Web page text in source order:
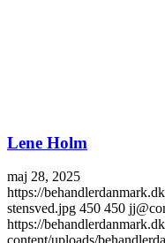
Lene Holm
maj 28, 2025
https://
stensved.jpg 450 450
https://